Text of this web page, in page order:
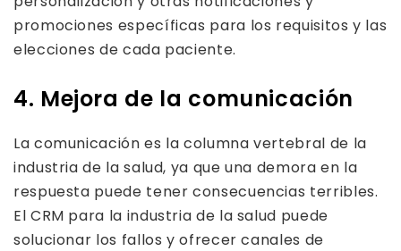
promociones específicas para los requisitos y las
elecciones de cada paciente.
4. Mejora de la comunicación
La comunicación es la columna vertebral de la
industria de la salud, ya que una demora en la
respuesta puede tener consecuencias terribles.
El CRM para la industria de la salud puede
solucionar los fallos y ofrecer canales de